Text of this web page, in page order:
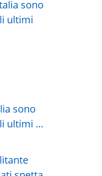
sono
ultimi …